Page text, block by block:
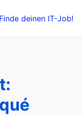
Finde deinen IT-Job!